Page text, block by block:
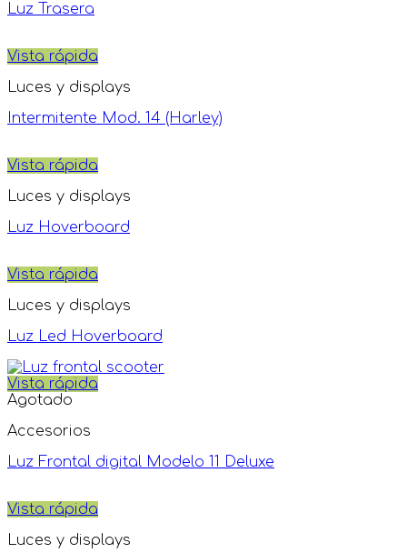
Luz Trasera
Vista rápida
Luces y displays
Intermitente Mod. 14 (Harley)
Vista rápida
Luces y displays
Luz Hoverboard
Vista rápida
Luces y displays
Luz Led Hoverboard
Vista rápida
Agotado
Accesorios
Luz Frontal digital Modelo 11 Deluxe
Vista rápida
Luces y displays